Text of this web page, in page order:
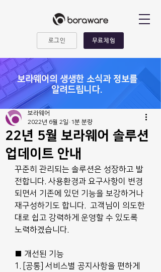
로그인 무료체험
​보라웨어의 생생한 소식과 정보를
알려드립니다.
22년 5월 보라웨어 솔루션
업데이트 안내
보라웨어
2022년 6월 2일 1분 분량
꾸준히 관리되는 솔루션은 성장하고 발
전합니다. 사용환경과 요구사항이 변경
되면서 기존에 있던 기능을 보강하거나
재구성하기도 합니다.  고객님이 의도한
대로 쉽고 강력하게 운영할 수 있도록
노력하겠습니다.
■ 개선된 기능
1. [공통] 서비스별 공지사항을 편하게